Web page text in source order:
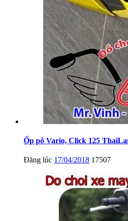
Ốp pô Vario, Click 125
Đăng lúc 17/04/2018 17507